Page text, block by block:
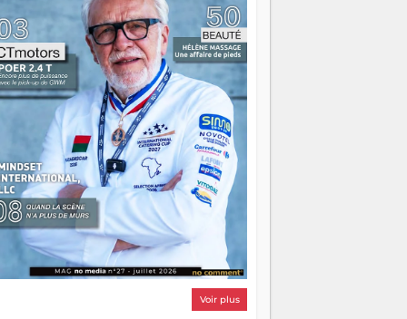
on pourrait s'arrêter là, applaudir et
chez soi satisfait. Mais ce serait
à côté d'une chose essentielle. La
ça brûle fort — et parfois, ça brûle
Une flamme sans direction peut
autant qu'elle peut consumer. C'est
que les aînés entrent en scène — pas
reprendre le gouvernail, mais pour
où sont les récifs. Les jeunes ont la
les vieux ont l'expérience, comme on
Ce n'est pas un combat de générations
c'est une question d'équipage. Partagez
réussites, mais aussi vos échecs. Surtout
échecs, d'ailleurs — ils enseignent
que n'importe quel manuel. À
la barque avance. Il faut juste
que tout le monde rame dans le
Voir plus